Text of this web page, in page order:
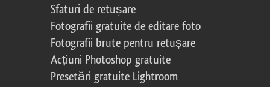
Sfaturi de retușare
Fotografii gratuite de editare foto
Fotografii brute pentru retușare
Acțiuni Photoshop gratuite
Presetări gratuite Lightroom